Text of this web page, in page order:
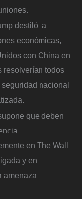
destiló la
económicas,
con China en
resolverían todos
nacional
que deben
en The Wall
y en
amenaza